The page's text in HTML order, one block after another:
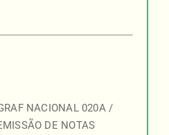
NACIONAL 020A /
DE NOTAS